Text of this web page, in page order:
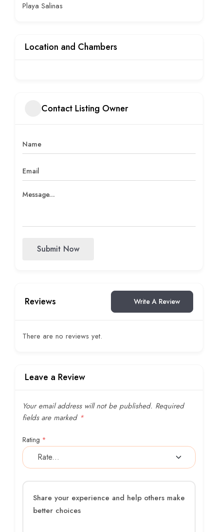
Playa Salinas
Location and Chambers
Contact Listing Owner
Submit Now
Reviews Write A Review
There are no reviews yet.
Leave a Review
Your email address will not be published. Required
fields are marked *
Rating *